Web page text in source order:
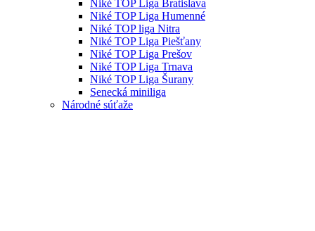
Niké TOP Liga Bratislava
Niké TOP Liga Humenné
Niké TOP liga Nitra
Niké TOP Liga Piešťany
Niké TOP Liga Prešov
Niké TOP Liga Trnava
Niké TOP Liga Šurany
Senecká miniliga
Národné súťaže